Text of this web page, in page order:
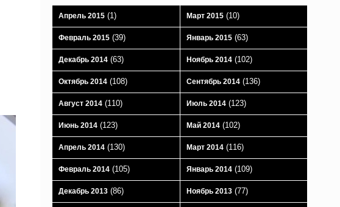
Апрель 2015 (1) Март 2015(10)
Февраль 2015 (39) Январь 2015(63)
Декабрь 2014 (63) Ноябрь 2014(102)
Октябрь 2014 (108) Сентябрь 2014(136)
Август 2014 (110) Июль 2014(123)
Июнь 2014 (123) Май 2014(102)
Апрель 2014 (130) Март 2014(116)
Февраль 2014 (105) Январь 2014(109)
Декабрь 2013 (86) Ноябрь 2013(77)